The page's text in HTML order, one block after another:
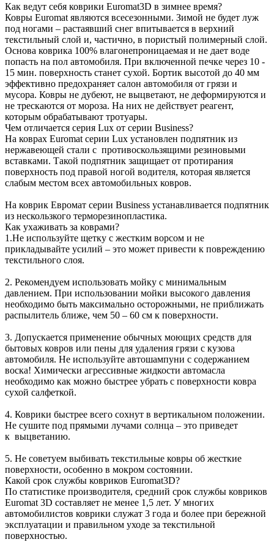
Как ведут себя коврики Euromat3D в зимнее время?
Ковры Euromat являются всесезонными. Зимой не будет луж
под ногами – растаявший снег впитывается в верхний
текстильный слой и, частично, в пористый полимерный слой.
Основа коврика 100% влагонепроницаемая и не дает воде
попасть на пол автомобиля. При включенной печке через 10 -
15 мин. поверхность станет сухой. Бортик высотой до 40 мм
эффективно предохраняет салон автомобиля от грязи и
мусора. Ковры не дубеют, не выцветают, не деформируются и
не трескаются от мороза. На них не действует реагент,
которым обрабатывают тротуары.
Чем отличается серия Lux от серии Business?
На коврах Euromat серии Lux установлен подпятник из
нержавеющей стали с противоскользящими резиновыми
вставками. Такой подпятник защищает от протирания
поверхность под правой ногой водителя, которая является
слабым местом всех автомобильных ковров.
На коврик Евромат серии Business устанавливается подпятник
из нескользкого терморезинопластика.
Как ухаживать за коврами?
1.Не используйте щетку с жестким ворсом и не
прикладывайте усилий – это может привести к повреждению
текстильного слоя.
2. Рекомендуем использовать мойку с минимальным
давлением. При использовании мойки высокого давления
необходимо быть максимально осторожными, не приближать
распылитель ближе, чем 50 – 60 см к поверхности.
3. Допускается применение обычных моющих средств для
бытовых ковров или пены для удаления грязи с кузова
автомобиля. Не используйте автошампуни с содержанием
воска! Химически агрессивные жидкости автомасла
необходимо как можно быстрее убрать с поверхности ковра
сухой салфеткой.
4. Коврики быстрее всего сохнут в вертикальном положении.
Не сушите под прямыми лучами солнца – это приведет
к выцветанию.
5. Не советуем выбивать текстильные ковры об жесткие
поверхности, особенно в мокром состоянии.
Какой срок службы ковриков Euromat3D?
По статистике производителя, средний срок службы ковриков
Euromat 3D составляет не менее 1,5 лет. У многих
автомобилистов коврики служат 3 года и более при бережной
эксплуатации и правильном уходе за текстильной
поверхностью.